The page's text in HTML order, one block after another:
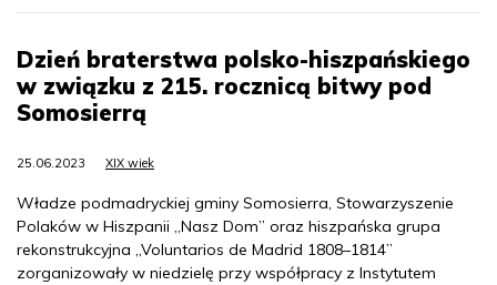
Dzień braterstwa polsko-hiszpańskiego
w związku z 215. rocznicą bitwy pod
Somosierrą
25.06.2023 XIX wiek
Władze podmadryckiej gminy Somosierra, Stowarzyszenie
Polaków w Hiszpanii „Nasz Dom” oraz hiszpańska grupa
rekonstrukcyjna „Voluntarios de Madrid 1808–1814”
zorganizowały w niedzielę przy współpracy z Instytutem